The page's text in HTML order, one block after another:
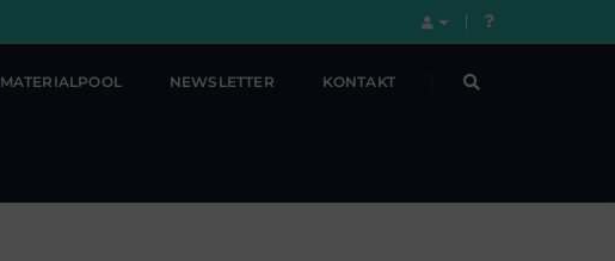
MATERIALPOOL NEWSLETTER KONTAKT